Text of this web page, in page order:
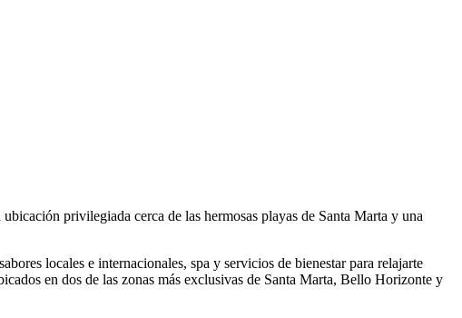
privilegiada cerca de las hermosas playas de Santa Marta y una
locales e internacionales, spa y servicios de bienestar para relajarte
en dos de las zonas más exclusivas de Santa Marta, Bello Horizonte y